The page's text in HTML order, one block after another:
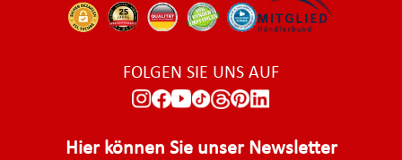
FOLGEN SIE UNS AUF
Hier können Sie unser Newsletter